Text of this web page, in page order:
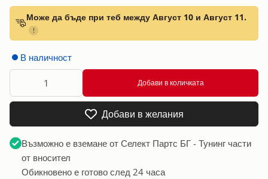
Може да бъде при теб между Август 10 и Август 11.
!
В наличност
Добави в количката
Добави в желания
Възможно е вземане отСелект Партс БГ - Тунинг части
от вносител
Обикновено е готово след 24 часа